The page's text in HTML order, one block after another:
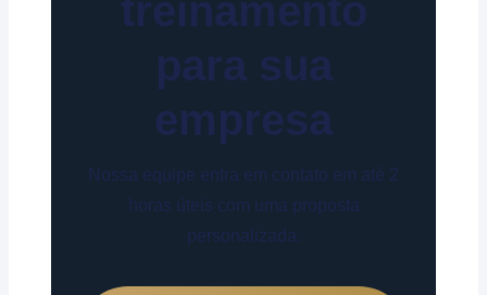
treinamento
para sua
empresa
Nossa equipe entra em contato em até 2
horas úteis com uma proposta
personalizada.